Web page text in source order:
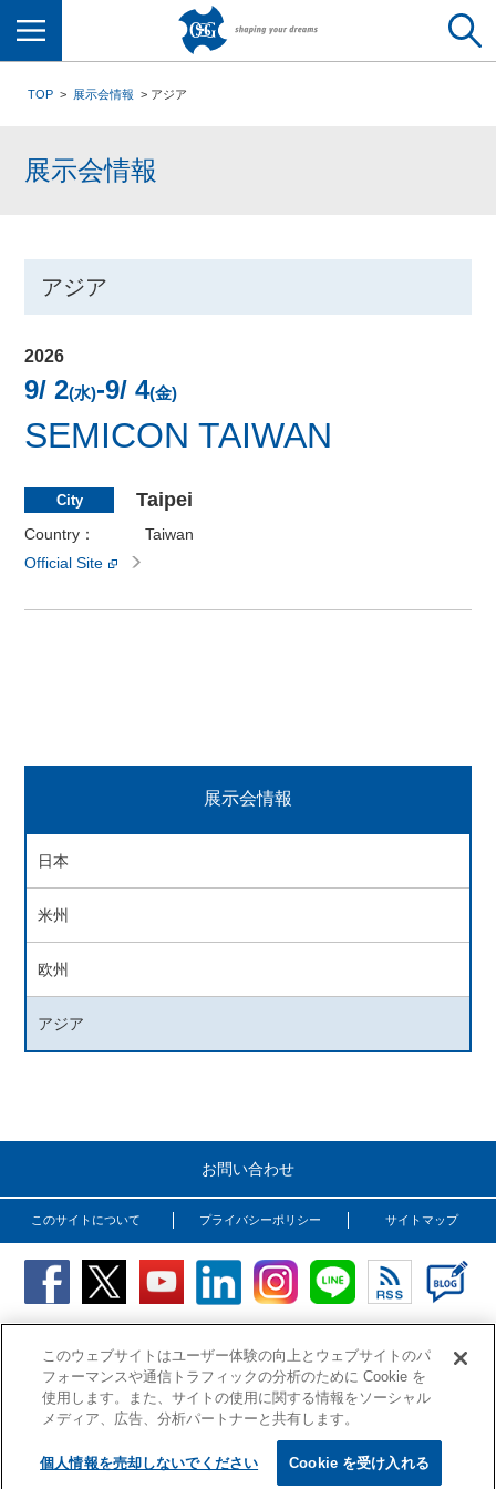
TOP 展示会情報 アジア
展示会情報
アジア
2026
9/ 2(水)-9/ 4(金)
SEMICON TAIWAN
City Taipei
Country：
Taiwan
Official Site
展示会情報
日本
米州
欧州
アジア
お問い合わせ
このサイトについて プライバシーポリシー サイトマップ
Copyright (C) OSG Corporation. All rights reserved.
このウェブサイトはユーザー体験の向上とウェブサイトのパ
フォーマンスや通信トラフィックの分析のために Cookie を
使用します。また、サイトの使用に関する情報をソーシャル
メディア、広告、分析パートナーと共有します。
個人情報を売却しないでください Cookie を受け入れる